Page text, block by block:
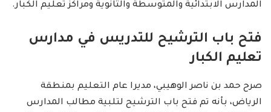
المدارس الابتدائية والمتوسطة والثانوية ومراكز تعليم الكبار.
فتح باب الترشيح للتدريس في مدارس
تعليم الكبار
صرح حمد بن ناصر الوهيبي، مديرا عام التعليم بمنطقة
الرياض، بأنه تم فتح باب الترشيح لتلبية مطالب المدارس